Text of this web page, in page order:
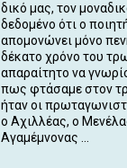
δικό μας, τον
δεδομένο ότι ο
απομονώνει μόνο
δέκατο χρόνο του
απαραίτητο να
πως φτάσαμε στον
ήταν οι
ο Αχιλλέας, ο
Αγαμέμνονας ...